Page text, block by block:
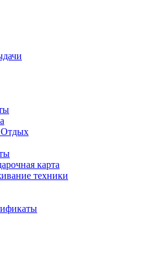
карта
техники